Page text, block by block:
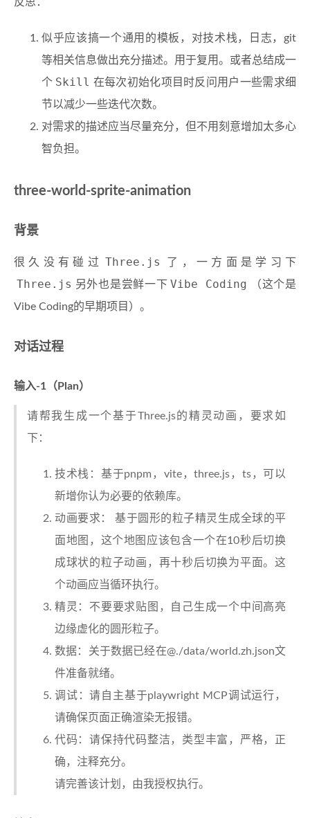
似乎应该搞一个通用的模板，对技术栈，日志，git
等相关信息做出充分描述。用于复用。或者总结成一
个 Skill 在每次初始化项目时反问用户一些需求细
节以减少一些迭代次数。
对需求的描述应当尽量充分，但不用刻意增加太多心
智负担。
three-world-sprite-animation
背景
很久没有碰过 Three.js 了，一方面是学习下
Three.js 另外也是尝鲜一下 Vibe Coding
（这个是
Vibe Coding的早期项目）。
对话过程
输入-1（Plan）
请帮我生成一个基于Three.js的精灵动画，要求如
下：
技术栈：基于pnpm，vite，three.js，ts，可以
新增你认为必要的依赖库。
动画要求： 基于圆形的粒子精灵生成全球的平
面地图，这个地图应该包含一个在10秒后切换
成球状的粒子动画，再十秒后切换为平面。这
个动画应当循环执行。
精灵：不要要求贴图，自己生成一个中间高亮
边缘虚化的圆形粒子。
数据：关于数据已经在@./data/world.zh.json文
件准备就绪。
调试：请自主基于playwright MCP调试运行，
请确保页面正确渲染无报错。
代码：请保持代码整洁，类型丰富，严格，正
确，注释充分。
请完善该计划，由我授权执行。